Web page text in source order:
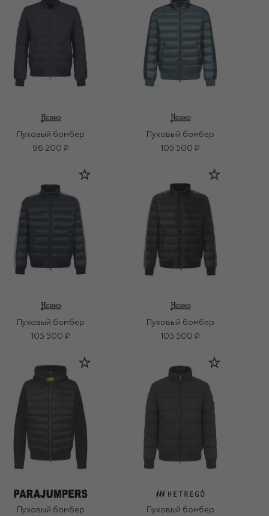
Пуховый бомбер
96 200 ₽
Пуховый бомбер
105 500 ₽
Пуховый бомбер
105 500 ₽
Пуховый бомбер
105 500 ₽
Пуховый бомбер
Пуховый бомбер